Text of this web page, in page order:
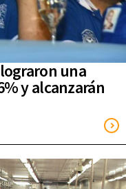
una
y alcanzarán